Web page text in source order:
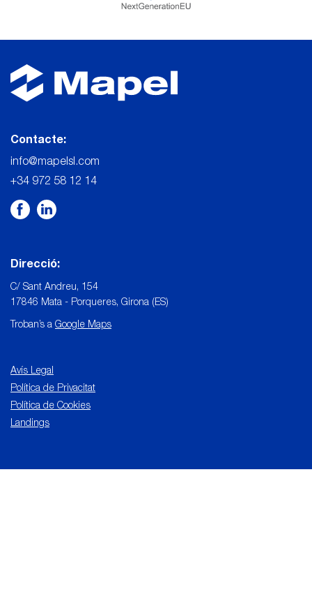
Contacte:
info@mapelsl.com
+34 972 58 12 14
Direcció:
C/ Sant Andreu, 154
17846 Mata - Porqueres, Girona (ES)
Troban’s a Google Maps
Avís Legal
Política de Privacitat
Política de Cookies
Landings